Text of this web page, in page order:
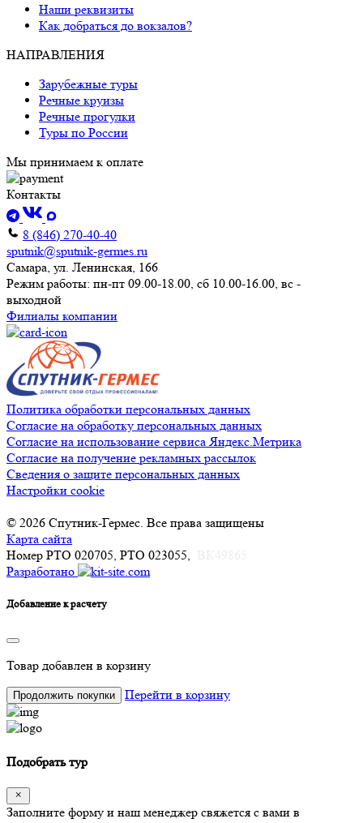
Наши реквизиты
Как добраться до вокзалов?
НАПРАВЛЕНИЯ
Зарубежные туры
Речные круизы
Речные прогулки
Туры по России
Мы принимаем к оплате
Контакты
8 (846) 270-40-40
sputnik@sputnik-germes.ru
Самара, ул. Ленинская, 166
Режим работы: пн-пт 09.00-18.00, сб 10.00-16.00, вс -
выходной
Филиалы компании
Политика обработки персональных данных
Согласие на обработку персональных данных
Согласие на использование сервиса Яндекс.Метрика
Согласие на получение рекламных рассылок
Сведения о защите персональных данных
Настройки cookie
© 2026 Спутник-Гермес. Все права защищены
Карта сайта
Номер РТО 020705, РТО 023055,
Разработано
Добавление к расчету
Товар добавлен в корзину
Продолжить покупки Перейти в корзину
Подобрать тур
Заполните форму и наш менеджер свяжется с вами в